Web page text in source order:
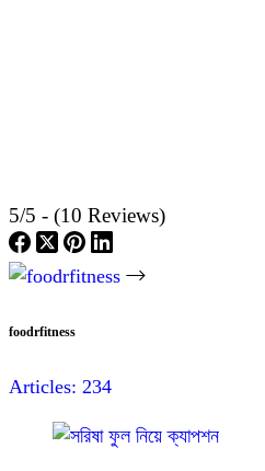
5/5 - (10 Reviews)
foodrfitness
Articles: 234